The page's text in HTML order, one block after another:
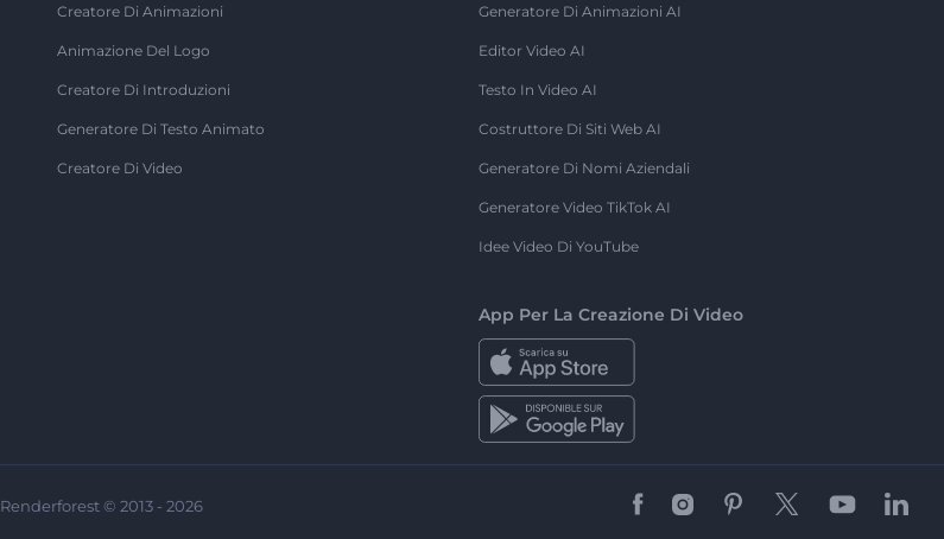
Creatore Di Animazioni
Animazione Del Logo
Creatore Di Introduzioni
Generatore Di Testo Animato
Creatore Di Video
Generatore Di Animazioni AI
Editor Video AI
Testo In Video AI
Costruttore Di Siti Web AI
Generatore Di Nomi Aziendali
Generatore Video TikTok AI
Idee Video Di YouTube
App Per La Creazione Di Video
Renderforest © 2013 - 2026